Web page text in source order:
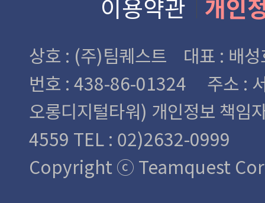
이용약관 개인
상호 : (주)팀퀘스트 대표 : 배
번호 : 438-86-01324
주소 :
오롱디지털타워) 개인정보 책
4559 TEL : 02)2632-0999
Copyright ⓒ Teamquest